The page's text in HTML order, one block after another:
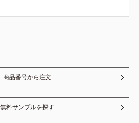
商品番号から注文
無料サンプルを探す